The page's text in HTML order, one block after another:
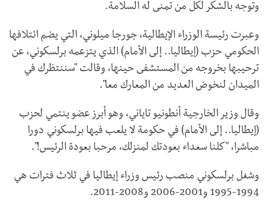
وتوجه بالشكر لكل من تمنى له السلامة.
وعبرت رئيسة الوزراء الإيطالية، جورجا ميلوني، التي يضم ائتلافها
الحكومي حزب (إيطاليا.. إلى الأمام) الذي يتزعمه برلسكوني، عن
ترحيبها بخروجه من المستشفى حينها، وقالت "سننتظرك في
الميدان لنخوض العديد من المعارك معا".
وقال وزير الخارجية أنطونيو تاياني، وهو أبرز عضو ينتمي لحزب
(إيطاليا.. إلى الأمام) في حكومة لا يلعب فيها برلسكوني دورا
مباشرا، "كلنا سعداء بعودتك لمنزلك، مرحبا بعودة الرئيس!".
وشغل برلسكوني منصب رئيس وزراء إيطاليا في ثلاث فترات هي
1994-1995 و2001-2006 و2008-2011.